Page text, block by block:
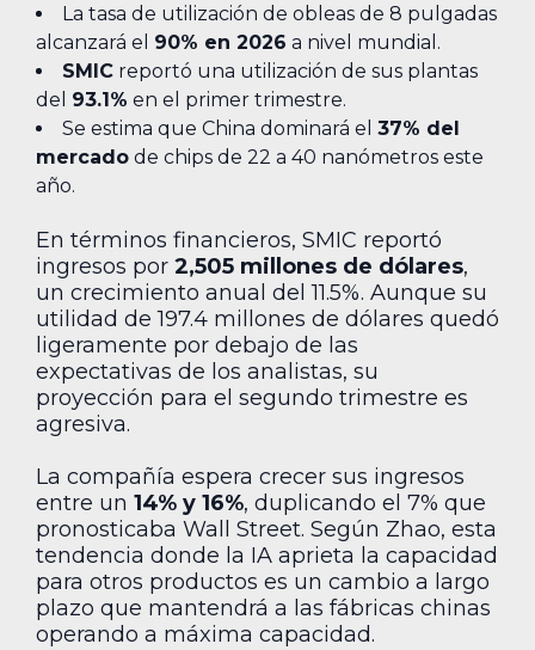
La tasa de utilización de obleas de 8 pulgadas
alcanzará el 90% en 2026 a nivel mundial.
SMIC reportó una utilización de sus plantas
del 93.1% en el primer trimestre.
Se estima que China dominará el 37% del
mercado de chips de 22 a 40 nanómetros este
año.
En términos financieros, SMIC reportó
ingresos por 2,505 millones de dólares,
un crecimiento anual del 11.5%. Aunque su
utilidad de 197.4 millones de dólares quedó
ligeramente por debajo de las
expectativas de los analistas, su
proyección para el segundo trimestre es
agresiva.
La compañía espera crecer sus ingresos
entre un 14% y 16%, duplicando el 7% que
pronosticaba Wall Street. Según Zhao, esta
tendencia donde la IA aprieta la capacidad
para otros productos es un cambio a largo
plazo que mantendrá a las fábricas chinas
operando a máxima capacidad.